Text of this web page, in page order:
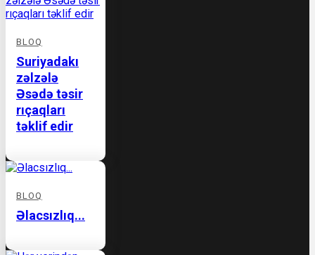
BLOQ
Suriyadakı
zəlzələ
Əsədə təsir
rıçaqları
təklif edir
BLOQ
Əlacsızlıq...